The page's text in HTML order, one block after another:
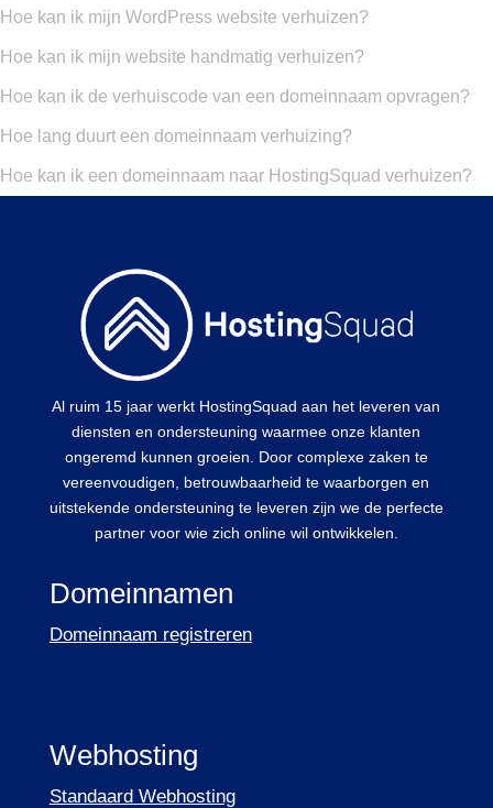
Hoe kan ik mijn WordPress website verhuizen?
Hoe kan ik mijn website handmatig verhuizen?
Hoe kan ik de verhuiscode van een domeinnaam opvragen?
Hoe lang duurt een domeinnaam verhuizing?
Hoe kan ik een domeinnaam naar HostingSquad verhuizen?
Al ruim 15 jaar werkt HostingSquad aan het leveren van
diensten en ondersteuning waarmee onze klanten
ongeremd kunnen groeien. Door complexe zaken te
vereenvoudigen, betrouwbaarheid te waarborgen en
uitstekende ondersteuning te leveren zijn we de perfecte
partner voor wie zich online wil ontwikkelen.
Domeinnamen
Domeinnaam registreren
Webhosting
Standaard Webhosting